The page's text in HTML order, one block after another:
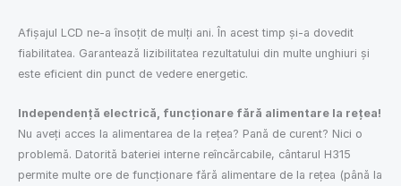
Afișajul LCD ne-a însoțit de mulți ani. În acest timp și-a dovedit
fiabilitatea. Garantează lizibilitatea rezultatului din multe unghiuri și
este eficient din punct de vedere energetic.
Independență electrică, funcționare fără alimentare la rețea!
Nu aveți acces la alimentarea de la rețea? Pană de curent? Nici o
problemă. Datorită bateriei interne reîncărcabile, cântarul H315
permite multe ore de funcționare fără alimentare de la rețea (până la